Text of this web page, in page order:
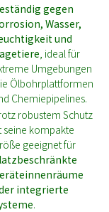
gegen
Wasser,
und
, ideal für
Umgebungen
Ölbohrplattformen
Chemiepipelines.
robustem Schutz
seine kompakte
geeignet für
integrierte
.